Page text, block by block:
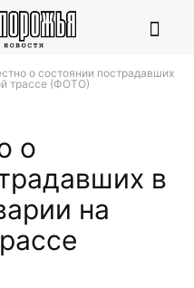
о состоянии пострадавших
трассе (ФОТО)
о
в
на